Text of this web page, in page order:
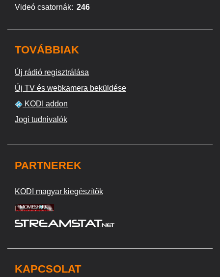
Videó csatornák: 246
TOVÁBBIAK
Új rádió regisztrálása
Új TV és webkamera beküldése
KODI addon
Jogi tudnivalók
PARTNEREK
KODI magyar kiegészítők
KAPCSOLAT